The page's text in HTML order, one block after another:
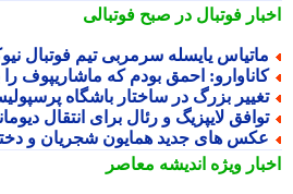
فوتبال در صبح فوتبالی
یایسله سرمربی تیم فوتبال
احمق بودم که ماشاریپوف را به
بزرگ در ساختار باشگاه پرسپولیس
لایپزیگ و رئال برای انتقال دیومانده
های جدید همایون شجریان و
ویژهاندیشه معاصر